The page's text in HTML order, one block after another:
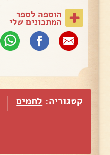
הוספה לספר
המתכונים שלי
קטגוריה: לחמים